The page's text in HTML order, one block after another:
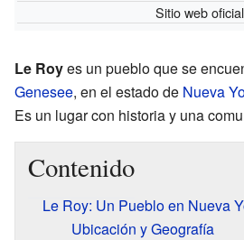
Sitio web oficial
Le Royes un pueblo que se
Genesee, en el estado de Nueva
Es un lugar con historia y una
Contenido
Le Roy: Un Pueblo en Nueva
Ubicación y Geografía